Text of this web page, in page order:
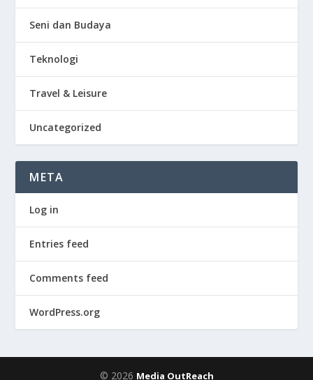
Seni dan Budaya
Teknologi
Travel & Leisure
Uncategorized
META
Log in
Entries feed
Comments feed
WordPress.org
© 2026 Media OutReach